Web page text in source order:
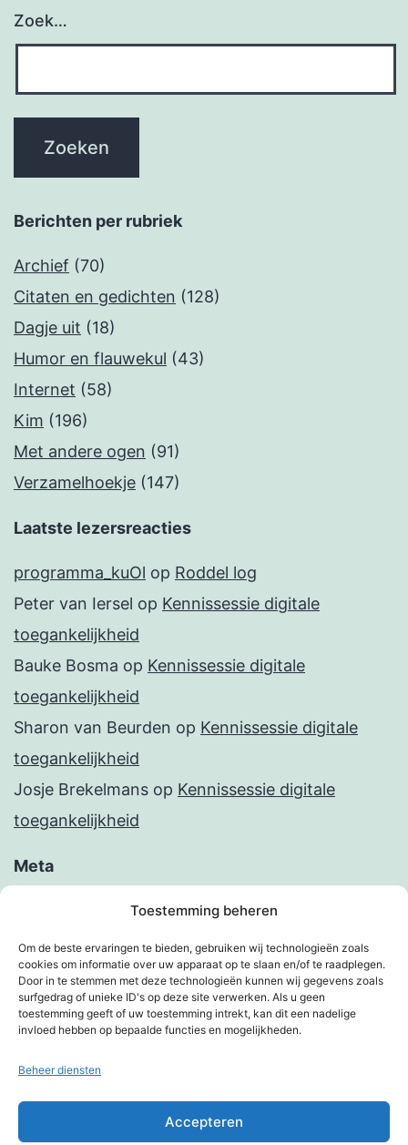
Toestemming beheren
Om de beste ervaringen te bieden, gebruiken wij technologieën zoals
cookies om informatie over uw apparaat op te slaan en/of te raadplegen.
Door in te stemmen met deze technologieën kunnen wij gegevens zoals
surfgedrag of unieke ID's op deze site verwerken. Als u geen
toestemming geeft of uw toestemming intrekt, kan dit een nadelige
invloed hebben op bepaalde functies en mogelijkheden.
Beheer diensten
Accepteren
Zoek…
Berichten per rubriek
Archief (70)
Citaten en gedichten (128)
Dagje uit (18)
Humor en flauwekul (43)
Internet (58)
Kim (196)
Met andere ogen (91)
Verzamelhoekje (147)
Laatste lezersreacties
programma_kuOl op Roddel log
Peter van Iersel op Kennissessie digitale
toegankelijkheid
Bauke Bosma op Kennissessie digitale
toegankelijkheid
Sharon van Beurden op Kennissessie digitale
toegankelijkheid
Josje Brekelmans op Kennissessie digitale
toegankelijkheid
Meta
Berichten feed
Reacties feed
WordPress.org
KIMBERVIETJES